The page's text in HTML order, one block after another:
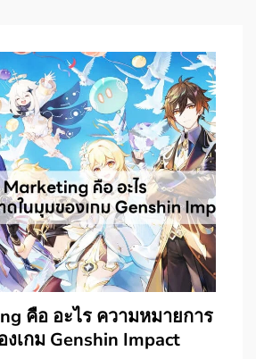
คือ อะไร ความหมายการ
เกม Genshin Impact